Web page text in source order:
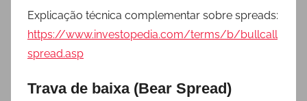
Explicação técnica complementar sobre spreads:
https://www.investopedia.com/terms/b/bullcall
spread.asp
Trava de baixa (Bear Spread)